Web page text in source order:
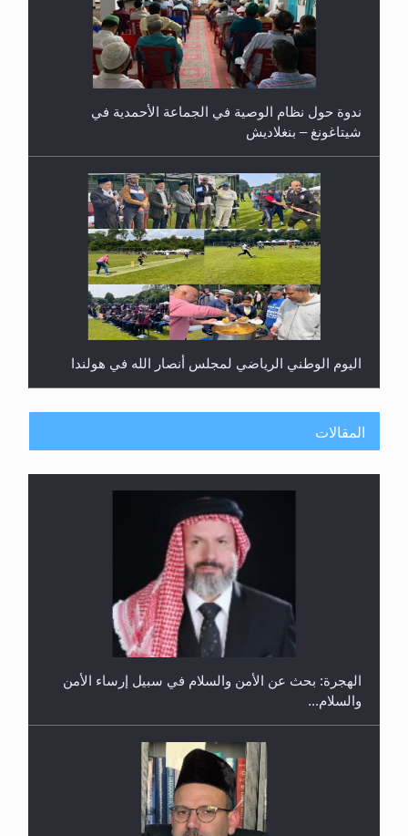
ندوة حول نظام الوصية في الجماعة الأحمدية في
شيتاغونغ – بنغلاديش
اليوم الوطني الرياضي لمجلس أنصار الله في هولندا
إتمام حفظ القرآن الكريم لثلاثة طلاب من مدرسة الحفظ
حفل توزيع الشهادات في الجامعة الأحمدية بنيجيريا لعام
المقالات
الهجرة: بحث عن الأمن والسلام في سبيل إرساء الأمن
والسلام...